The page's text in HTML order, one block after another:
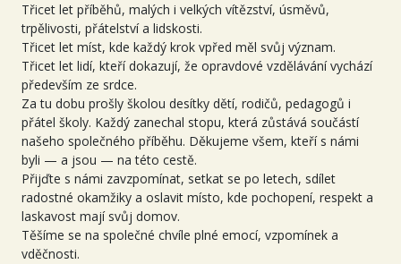
Třicet let příběhů, malých i velkých vítězství, úsměvů,
trpělivosti, přátelství a lidskosti.
Třicet let míst, kde každý krok vpřed měl svůj význam.
Třicet let lidí, kteří dokazují, že opravdové vzdělávání vychází
především ze srdce.
Za tu dobu prošly školou desítky dětí, rodičů, pedagogů i
přátel školy. Každý zanechal stopu, která zůstává součástí
našeho společného příběhu. Děkujeme všem, kteří s námi
byli — a jsou — na této cestě.
Přijďte s námi zavzpomínat, setkat se po letech, sdílet
radostné okamžiky a oslavit místo, kde pochopení, respekt a
laskavost mají svůj domov.
Těšíme se na společné chvíle plné emocí, vzpomínek a
vděčnosti.